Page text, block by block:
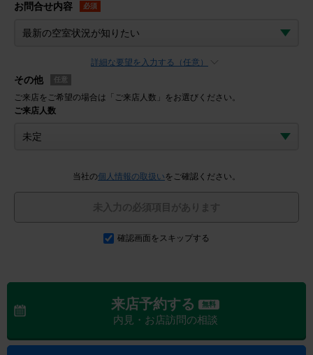
お問合せ内容 必須
詳細な要望を入力する（任意）
その他 任意
ご来店をご希望の場合は「ご来店人数」をお選びください。
ご来店人数
当社の個人情報の取扱い をご確認ください。
未入力の必須項目があります
確認画面をスキップする
来店予約する 無料
内見・お店訪問の相談